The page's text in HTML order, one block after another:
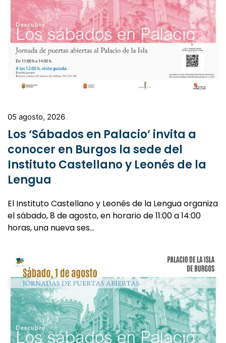
05 agosto, 2026
Los ‘Sábados en Palacio’ invita a
conocer en Burgos la sede del
Instituto Castellano y Leonés de la
Lengua
El Instituto Castellano y Leonés de la Lengua organiza
el sábado, 8 de agosto, en horario de 11:00 a 14:00
horas, una nueva ses…